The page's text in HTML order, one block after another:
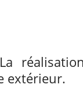
extérieur.